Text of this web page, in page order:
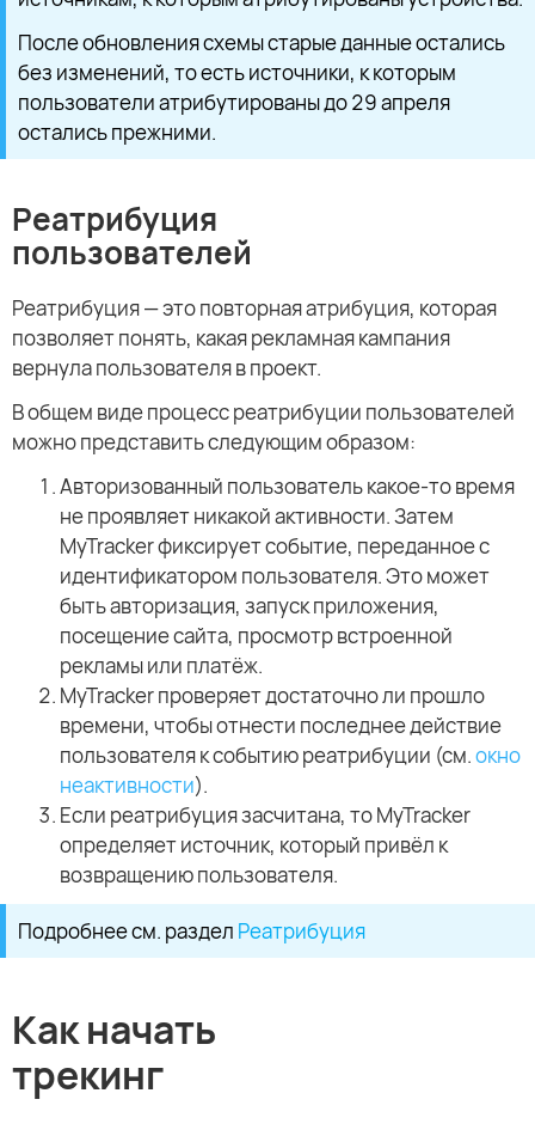
После обновления схемы старые данные остались
без изменений, то есть источники, к которым
пользователи атрибутированы до 29 апреля
остались прежними.
Реатрибуция
пользователей
Реатрибуция — это повторная атрибуция, которая
позволяет понять, какая рекламная кампания
вернула пользователя в проект.
В общем виде процесс реатрибуции пользователей
можно представить следующим образом:
Авторизованный пользователь какое-то время
не проявляет никакой активности. Затем
MyTracker фиксирует событие, переданное с
идентификатором пользователя. Это может
быть авторизация, запуск приложения,
посещение сайта, просмотр встроенной
рекламы или платёж.
MyTracker проверяет достаточно ли прошло
времени, чтобы отнести последнее действие
пользователя к событию реатрибуции (см.окно
неактивности).
Если реатрибуция засчитана, то MyTracker
определяет источник, который привёл к
возвращению пользователя.
Подробнее см. раздел Реатрибуция
Как начать
трекинг